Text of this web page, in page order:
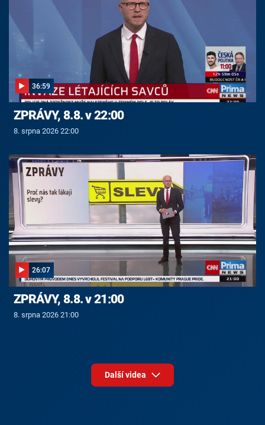
36:59
ZPRÁVY, 8.8. v 22:00
8. srpna 2026 22:00
26:07
ZPRÁVY, 8.8. v 21:00
8. srpna 2026 21:00
Další videa